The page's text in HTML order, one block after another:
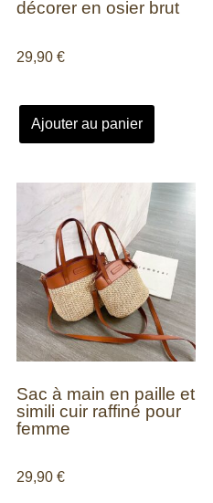
décorer en osier brut
29,90 €
Ajouter au panier
Sac à main en paille et
simili cuir raffiné pour
femme
29,90 €